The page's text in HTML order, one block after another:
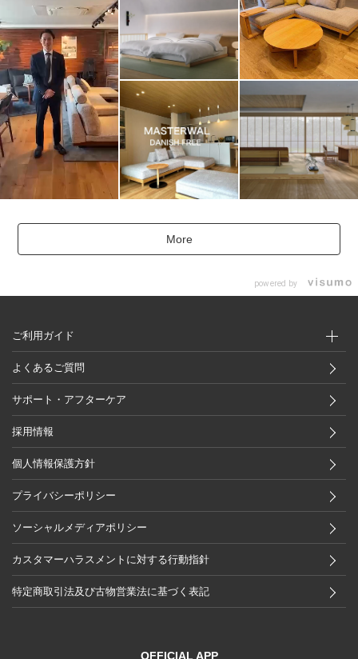
More
powered by
ご利用ガイド
よくあるご質問
サポート・アフターケア
採用情報
個人情報保護方針
プライバシーポリシー
ソーシャルメディアポリシー
カスタマーハラスメントに対する行動指針
特定商取引法及び古物営業法に基づく表記
OFFICIAL APP